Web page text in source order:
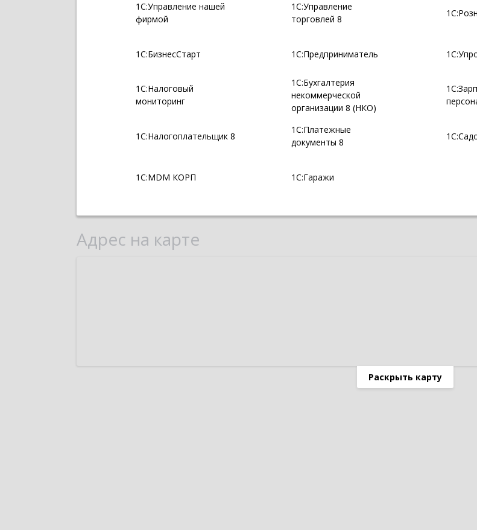
1С:Управление нашей
фирмой
1С:Управление
торговлей 8
1С:БизнесСтарт 1С:Предприниматель
1С:Налоговый
мониторинг
1С:Бухгалтерия
некоммерческой
организации 8 (НКО)
1С:Налогоплательщик 8
1С:Платежные
документы 8
1С:MDM КОРП 1С:Гаражи
Адрес на карте
Раскрыть карту